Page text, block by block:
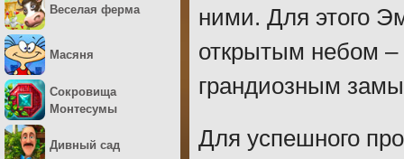
ними. Для этого
открытым небом –
грандиозным
Для успешного
Веселая ферма
Масяня
Сокровища
Монтесумы
Дивный сад